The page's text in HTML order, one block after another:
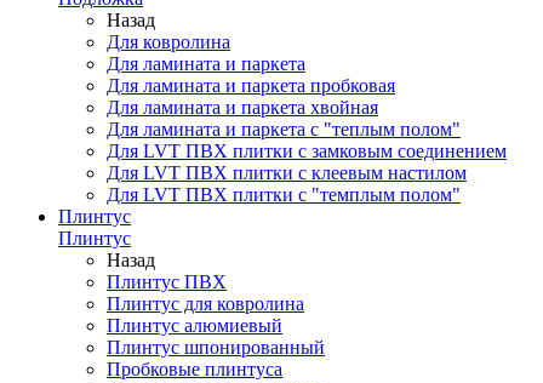
Назад
Для ковролина
Для ламината и паркета
Для ламината и паркета пробковая
Для ламината и паркета хвойная
Для ламината и паркета с "теплым полом"
Для LVT ПВХ плитки с замковым соединением
Для LVT ПВХ плитки с клеевым настилом
Для LVT ПВХ плитки с "темплым полом"
Плинтус
Плинтус
Назад
Плинтус ПВХ
Плинтус для ковролина
Плинтус алюмиевый
Плинтус шпонированный
Пробковые плинтуса